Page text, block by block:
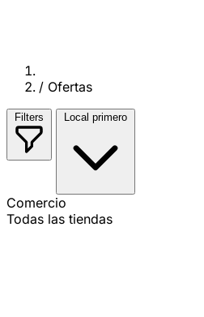
/ Ofertas
Filters Local primero
Comercio
Todas las tiendas